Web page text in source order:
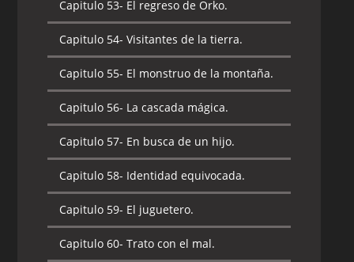
Capitulo 53-El regreso de Dree Elle.
Capitulo 54-Plan de juego.
Capitulo 55-El regreso del espectador.
Capitulo 56-La búsqueda de la espada.
Capitulo 57-El castillo de los héroes.
Capitulo 58-El verdadero Duque.
Capitulo 59-La bruja y la guerrera.
Capitulo 53- El regreso de Orko.
Capitulo 54- Visitantes de la tierra.
Capitulo 55- El monstruo de la montaña.
Capitulo 56- La cascada mágica.
Capitulo 57- En busca de un hijo.
Capitulo 58- Identidad equivocada.
Capitulo 59- El juguetero.
Capitulo 60- Trato con el mal.